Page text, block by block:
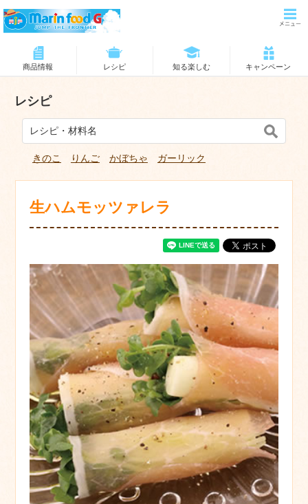
商品情報 レシピ 知る楽しむ キャンペーン
レシピ
きのこ りんご かぼちゃ ガーリック
生ハムモッツァレラ